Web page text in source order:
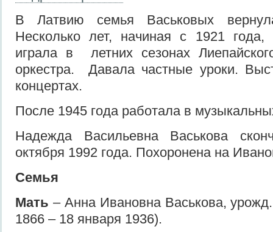
В Латвию семья Васьковых
Несколько лет, начиная с 1921
играла в летних сезонах
оркестра. Давала частные уроки.
концертах.
После 1945 года работала в
Надежда Васильевна Васькова
октября 1992 года. Похоронена на
Семья
Мать – Анна Ивановна Васькова,
1866 – 18 января 1936).